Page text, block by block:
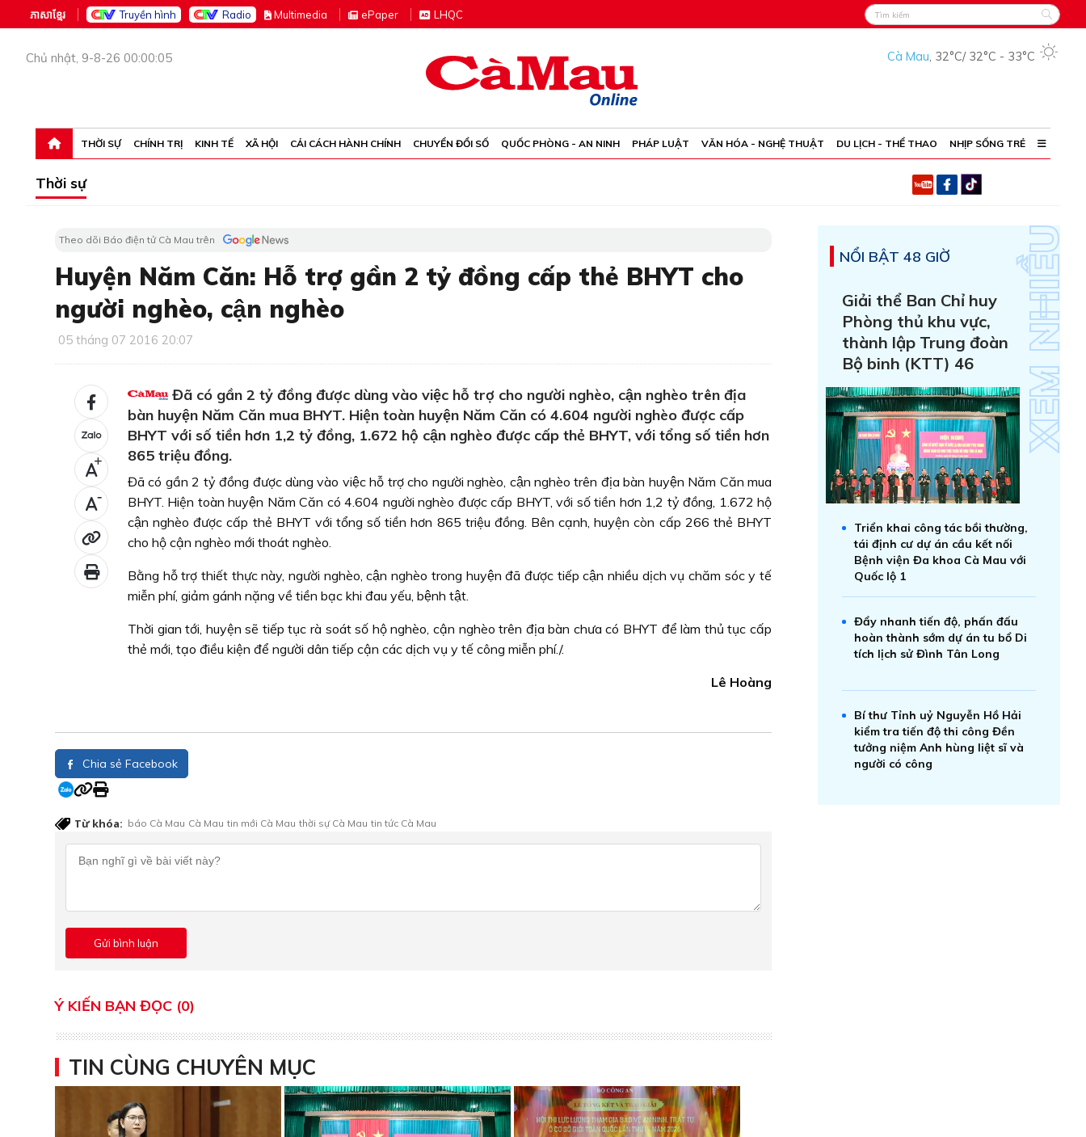
ភាសាខ្មែរ Truyền hình Radio Multimedia ePaper LHQC
Chủ nhật, 9-8-26 00:00:05 Cà Mau, 32°C/ 32°C - 33°C
THỜI SỰ CHÍNH TRỊ KINH TẾ XÃ HỘI CẢI CÁCH HÀNH CHÍNH CHUYỂN ĐỔI SỐ QUỐC PHÒNG - AN NINH PHÁP LUẬT VĂN HÓA - NGHỆ THUẬT DU LỊCH - THỂ THAO NHỊP SỐNG TRẺ
Thời sự
Theo dõi Báo điện tử Cà Mau trên
Huyện Năm Căn: Hỗ trợ gần 2 tỷ đồng cấp thẻ BHYT cho
người nghèo, cận nghèo
05 tháng 07 2016 20:07
+
-
Đã có gần 2 tỷ đồng được dùng vào việc hỗ trợ cho người nghèo, cận nghèo trên địa
bàn huyện Năm Căn mua BHYT. Hiện toàn huyện Năm Căn có 4.604 người nghèo được cấp
BHYT với số tiền hơn 1,2 tỷ đồng, 1.672 hộ cận nghèo được cấp thẻ BHYT, với tổng số tiền hơn
865 triệu đồng.
Đã có gần 2 tỷ đồng được dùng vào việc hỗ trợ cho người nghèo, cận nghèo trên địa bàn huyện Năm Căn mua
BHYT. Hiện toàn huyện Năm Căn có 4.604 người nghèo được cấp BHYT, với số tiền hơn 1,2 tỷ đồng, 1.672 hộ
cận nghèo được cấp thẻ BHYT với tổng số tiền hơn 865 triệu đồng. Bên cạnh, huyện còn cấp 266 thẻ BHYT
cho hộ cận nghèo mới thoát nghèo.
Bằng hỗ trợ thiết thực này, người nghèo, cận nghèo trong huyện đã được tiếp cận nhiều dịch vụ chăm sóc y tế
miễn phí, giảm gánh nặng về tiền bạc khi đau yếu, bệnh tật.
Thời gian tới, huyện sẽ tiếp tục rà soát số hộ nghèo, cận nghèo trên địa bàn chưa có BHYT để làm thủ tục cấp
thẻ mới, tạo điều kiện để người dân tiếp cận các dịch vụ y tế công miễn phí./.
Lê Hoàng
Chia sẻ Facebook
Từ khóa: báo Cà Mau Cà Mau tin mới Cà Mau thời sự Cà Mau tin tức Cà Mau
Ý KIẾN BẠN ĐỌC (0)
TIN CÙNG CHUYÊN MỤC
NỔI BẬT 48 GIỜ
Giải thể Ban Chỉ huy
Phòng thủ khu vực,
thành lập Trung đoàn
Bộ binh (KTT) 46
Triển khai công tác bồi thường,
tái định cư dự án cầu kết nối
Bệnh viện Đa khoa Cà Mau với
Quốc lộ 1
Đẩy nhanh tiến độ, phấn đấu
hoàn thành sớm dự án tu bổ Di
tích lịch sử Đình Tân Long
Bí thư Tỉnh uỷ Nguyễn Hồ Hải
kiểm tra tiến độ thi công Đền
tưởng niệm Anh hùng liệt sĩ và
người có công